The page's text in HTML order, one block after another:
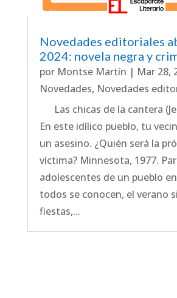
Novedades editoriales
2024: novela negra y
por Montse Martín | Mar 28,
Novedades, Novedades
Las chicas de la cantera
En este idílico pueblo, tu
un asesino. ¿Quién será la
víctima? Minnesota, 1977.
adolescentes de un pueblo
todos se conocen, el verano
fiestas,...